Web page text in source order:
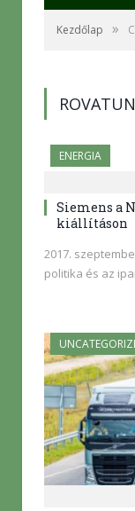
Kezdőlap »
ENERGIA
Siemens a
kiállításon
2017.
politika és az